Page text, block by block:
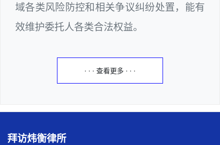
域各类风险防控和相关争议纠纷处置，能有
效维护委托人各类合法权益。
· · · 查看更多 · · ·
拜访炜衡律所